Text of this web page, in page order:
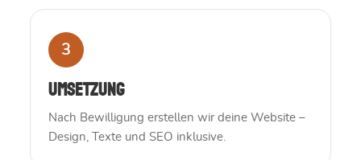
3
Umsetzung
Nach Bewilligung erstellen wir deine Website –
Design, Texte und SEO inklusive.